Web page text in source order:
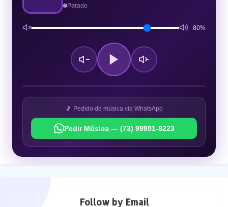
Parado
80%
🎵 Pedido de música via WhatsApp
Pedir Música — (73) 99901-8223
Follow by Email